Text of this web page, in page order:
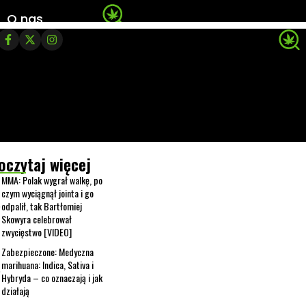
O nas
więcej
MMA: Polak wygrał walkę, po
czym wyciągnął jointa i go
odpalił, tak Bartłomiej
Skowyra celebrował
zwycięstwo [VIDEO]
Zabezpieczone: Medyczna
marihuana: Indica, Sativa i
Hybryda – co oznaczają i jak
działają